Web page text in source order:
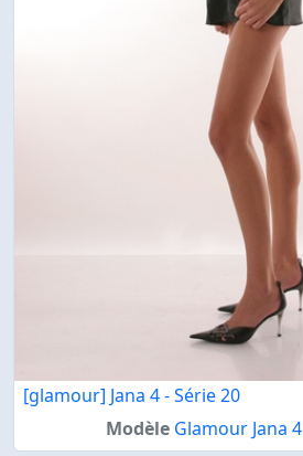
[glamour] Jana 4 - Série 20
Modèle Glamour Jana 4